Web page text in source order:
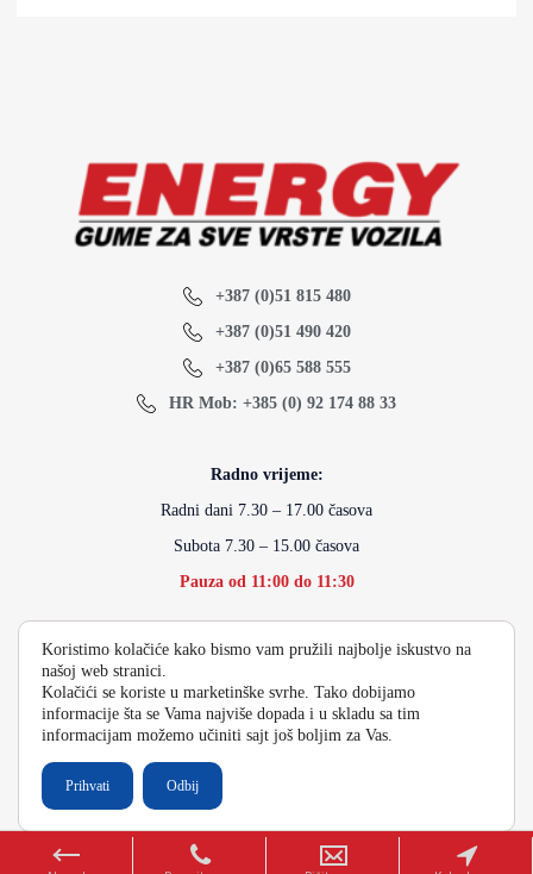
+387 (0)51 815 480
+387 (0)51 490 420
+387 (0)65 588 555
HR Mob: +385 (0) 92 174 88 33
Radno vrijeme:
Radni dani 7.30 – 17.00 časova
Subota 7.30 – 15.00 časova
Pauza od 11:00 do 11:30
info@energydoo.com
2026 Copyright Energy Auto Gume
Koristimo kolačiće kako bismo vam pružili najbolje iskustvo na
našoj web stranici.
Kolačići se koriste u marketinške svrhe. Tako dobijamo
informacije šta se Vama najviše dopada i u skladu sa tim
informacijam možemo učiniti sajt još boljim za Vas.
Prihvati Odbij